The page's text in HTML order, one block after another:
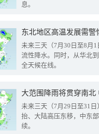
息。
东北地区高温发展需
未来三天（7月30日至8月
流性降水。同时，从华北
全天候在线。
大范围降雨将贯穿南
未来三天（7月29日至31
抬、大陆高压东移，中东
续。